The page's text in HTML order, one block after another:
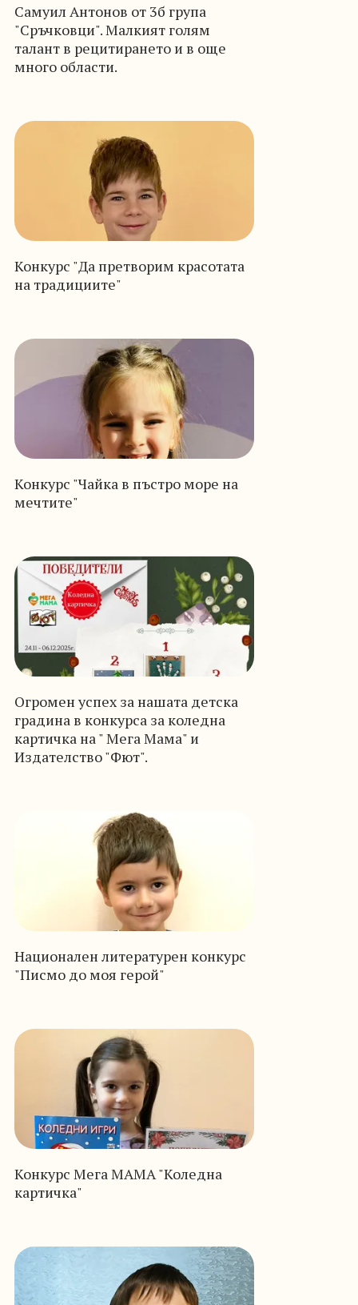
Самуил Антонов от 3б група
"Сръчковци". Малкият голям
талант в рецитирането и в още
много области.
Конкурс "Да претворим красотата
на традициите"
Конкурс "Чайка в пъстро море на
мечтите"
Огромен успех за нашата детска
градина в конкурса за коледна
картичка на " Мега Мама" и
Издателство "Фют".
Национален литературен конкурс
"Писмо до моя герой"
Конкурс Мега МАМА "Коледна
картичка"